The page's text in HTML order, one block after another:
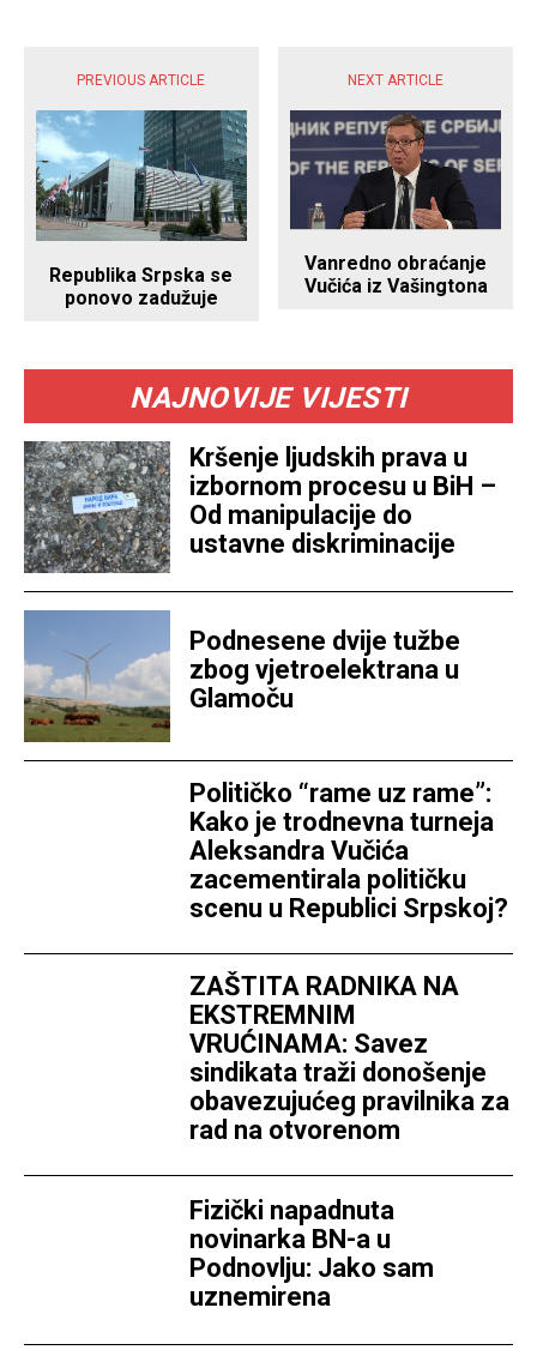
PREVIOUS ARTICLE
Republika Srpska se
ponovo zadužuje
NEXT ARTICLE
Vanredno obraćanje
Vučića iz Vašingtona
NAJNOVIJE VIJESTI
Kršenje ljudskih prava u
izbornom procesu u BiH –
Od manipulacije do
ustavne diskriminacije
Podnesene dvije tužbe
zbog vjetroelektrana u
Glamoču
Političko “rame uz rame”:
Kako je trodnevna turneja
Aleksandra Vučića
zacementirala političku
scenu u Republici Srpskoj?
ZAŠTITA RADNIKA NA
EKSTREMNIM
VRUĆINAMA: Savez
sindikata traži donošenje
obavezujućeg pravilnika za
rad na otvorenom
Fizički napadnuta
novinarka BN-a u
Podnovlju: Jako sam
uznemirena